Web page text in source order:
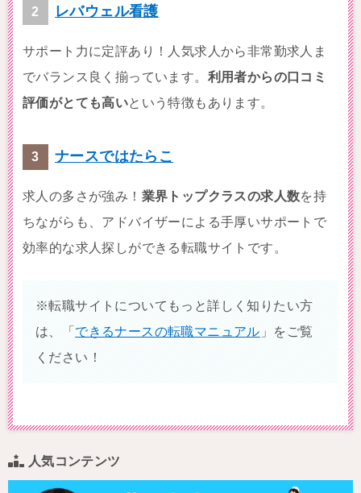
レバウェル看護
サポート力に定評あり！人気求人から非常勤求人ま
でバランス良く揃っています。 利用者からの口コミ
評価がとても高いという特徴もあります。
ナースではたらこ
求人の多さが強み！ 業界トップクラスの求人数を持
ちながらも、アドバイザーによる手厚いサポートで
効率的な求人探しができる転職サイトです。
※転職サイトについてもっと詳しく知りたい方
は、「できるナースの転職マニュアル 」をご覧
ください！
人気コンテンツ